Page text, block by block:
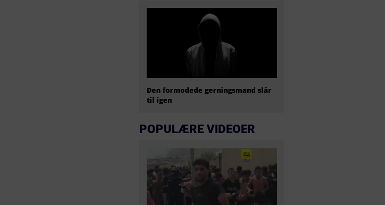
Den formodede gerningsmand slår
til igen
POPULÆRE VIDEOER